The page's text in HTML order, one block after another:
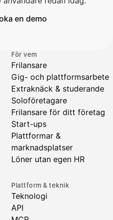
en demo
För vem
Frilansare
Gig- och plattformsarbete
Extraknäck & studerande
Soloföretagare
Frilansare för ditt företag
Start-ups
Plattformar &
marknadsplatser
Löner utan egen HR
Plattform & teknik
Teknologi
API